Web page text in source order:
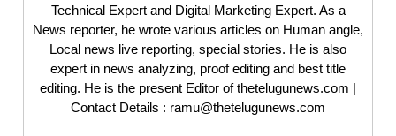
Technical Expert and Digital Marketing Expert. As a
News reporter, he wrote various articles on Human angle,
Local news live reporting, special stories. He is also
expert in news analyzing, proof editing and best title
editing. He is the present Editor of thetelugunews.com |
Contact Details : ramu@thetelugunews.com